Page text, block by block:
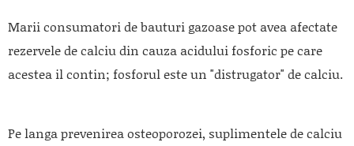
Marii consumatori de bauturi gazoase pot avea afectate
rezervele de calciu din cauza acidului fosforic pe care
acestea il contin; fosforul este un "distrugator" de calciu.
Pe langa prevenirea osteoporozei, suplimentele de calciu